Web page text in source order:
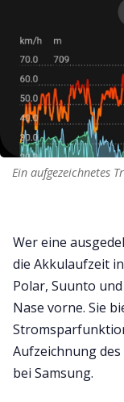
Ein aufgezeichnetes
Wer eine
die Akkulaufzeit
Polar, Suunto
Nase vorne. Sie
Aufzeichnung
bei Samsung.